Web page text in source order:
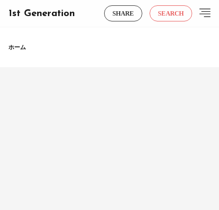
1st Generation SHARE SEARCH
ホーム